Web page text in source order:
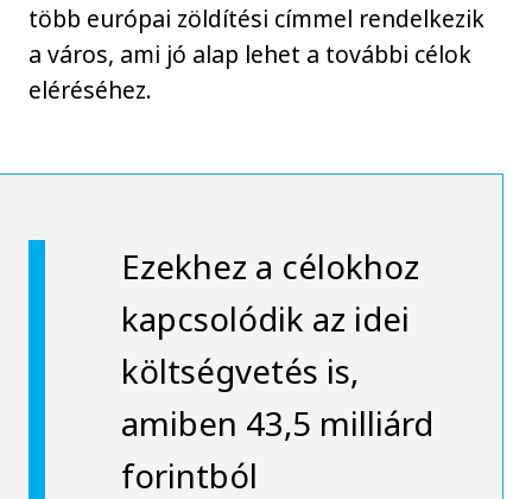
több európai zöldítési címmel rendelkezik
a város, ami jó alap lehet a további célok
eléréséhez.
Ezekhez a célokhoz
kapcsolódik az idei
költségvetés is,
amiben 43,5 milliárd
forintból